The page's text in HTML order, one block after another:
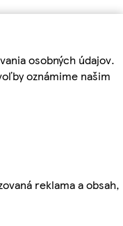
osobných údajov.
oznámime našim
reklama a obsah,